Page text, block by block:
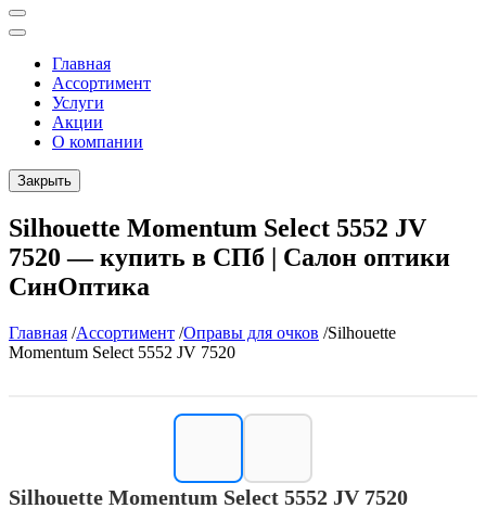
Главная
Ассортимент
Услуги
Акции
О компании
Закрыть
Silhouette Momentum Select 5552 JV
7520 — купить в СПб | Салон оптики
СинОптика
Главная /Ассортимент /Оправы для очков /Silhouette
Momentum Select 5552 JV 7520
Silhouette Momentum Select 5552 JV 7520